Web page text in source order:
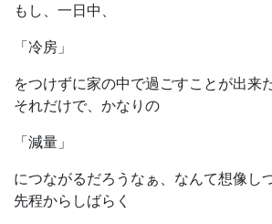
もし、一日中、
「冷房」
をつけずに家の中で過ごすことが出来た
それだけで、かなりの
「減量」
につながるだろうなぁ、なんて想像しつ
先程からしばらく